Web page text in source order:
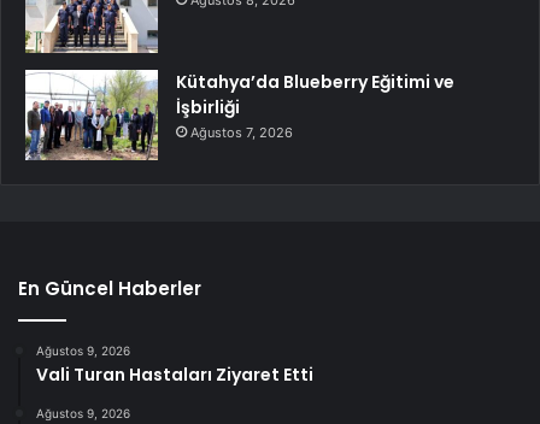
Kütahya’da Blueberry Eğitimi ve
İşbirliği
Ağustos 7, 2026
En Güncel Haberler
Ağustos 9, 2026
Vali Turan Hastaları Ziyaret Etti
Ağustos 9, 2026